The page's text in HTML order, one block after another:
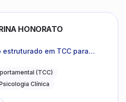
HONORATO
estruturado em TCC para
(TCC)
Clínica